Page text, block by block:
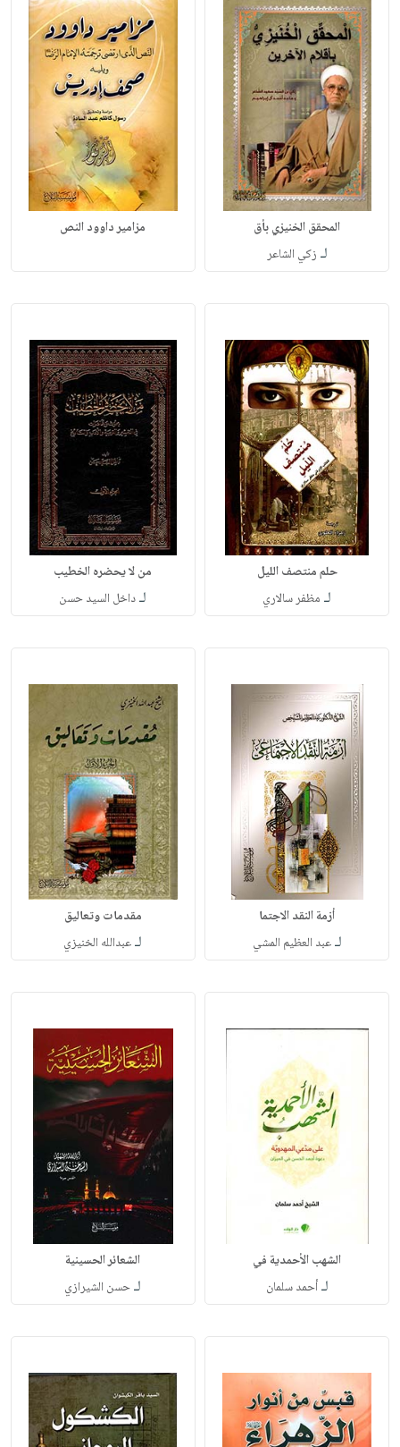
المحقق الخنيزي بأق
لـ زكي الشاعر
مزامير داوود النص
حلم منتصف الليل
لـ مظفر سالاري
من لا يحضره الخطيب
لـداخل السيد حسن
أزمة النقد الاجتما
لـعبد العظيم المشي
مقدمات وتعاليق
لـعبدالله الخنيزي
الشهب الأحمدية في
لـأحمد سلمان
الشعائر الحسينية
لـحسن الشيرازي